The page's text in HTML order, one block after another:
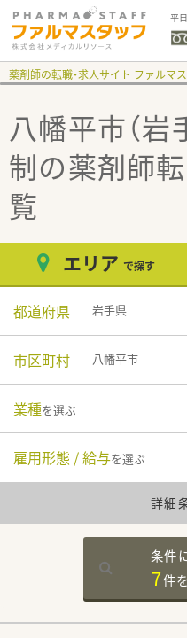
平
薬剤師の転職・求人サイト ファルマ
八幡平市（岩
制の薬剤師
覧
エリア で探す
都道府県 岩手県
市区町村 八幡平市
業種を選ぶ
雇用形態 / 給与を選ぶ
詳細
条件
7件を